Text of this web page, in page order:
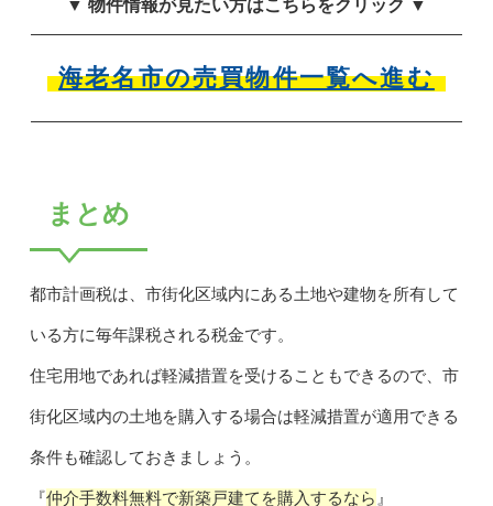
▼ 物件情報が見たい方はこちらをクリック ▼
海老名市の売買物件一覧へ進む
まとめ
都市計画税は、市街化区域内にある土地や建物を所有して
いる方に毎年課税される税金です。
住宅用地であれば軽減措置を受けることもできるので、市
街化区域内の土地を購入する場合は軽減措置が適用できる
条件も確認しておきましょう。
『仲介手数料無料で新築戸建てを購入するなら 』